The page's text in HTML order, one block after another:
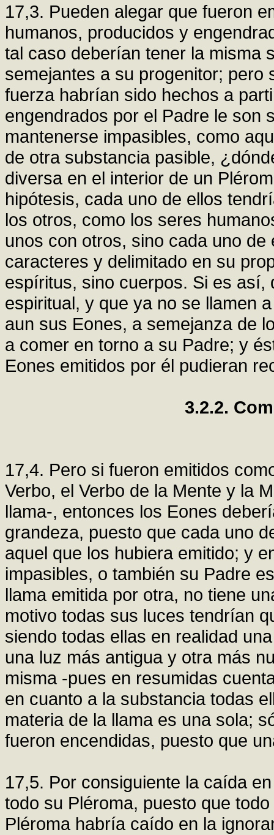
17,3. Pueden alegar que fueron
humanos, producidos y
tal caso deberían tener la misma
semejantes a su progenitor; pero
fuerza habrían sido hechos a
engendrados por el Padre le son
mantenerse impasibles, como
de otra substancia pasible,
diversa en el interior de un
hipótesis, cada uno de ellos
los otros, como los seres
unos con otros, sino cada uno
caracteres y delimitado en su
espíritus, sino cuerpos. Si es así,
espiritual, y que ya no se llamen
aun sus Eones, a semejanza de
a comer en torno a su Padre; y
Eones emitidos por él pudieran
3.2.2.
17,4. Pero si fueron emitidos
Verbo, el Verbo de la Mente y la
llama-, entonces los Eones
grandeza, puesto que cada uno
aquel que los hubiera emitido; y
impasibles, o también su Padre
llama emitida por otra, no tiene
motivo todas sus luces tendrían
siendo todas ellas en realidad
una luz más antigua y otra más
misma -pues en resumidas
en cuanto a la substancia todas
materia de la llama es una sola;
fueron encendidas, puesto que
17,5. Por consiguiente la caída
todo su Pléroma, puesto que
Pléroma habría caído en la